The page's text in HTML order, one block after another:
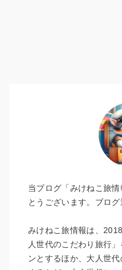
当ブログ「みけねこ旅
とうございます。ブログ
みけねこ旅情報は、
人世代のこだわり旅行
ンとするほか、大人世